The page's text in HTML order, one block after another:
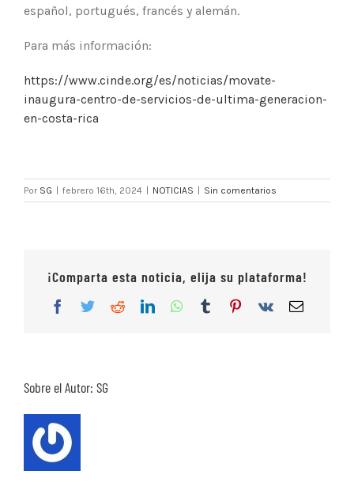
español, portugués, francés y alemán.
Para más información:
https://www.cinde.org/es/noticias/movate-
inaugura-centro-de-servicios-de-ultima-generacion-
en-costa-rica
Por SG | febrero 16th, 2024 | NOTICIAS | Sin comentarios
¡Comparta esta noticia, elija su plataforma!
Facebook
TwitterRedditLinkedInWhatsApp
TumblrPinterest
Vk
Correo
Sobre el Autor: SG